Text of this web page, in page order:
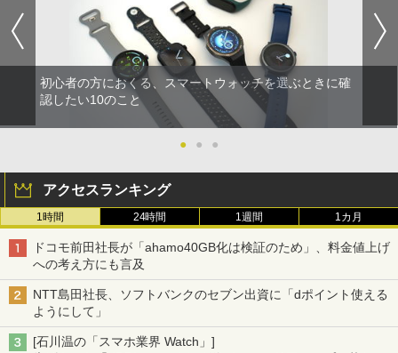
初心者の方におくる、スマートウォッチを選ぶときに確
認したい10のこと
● ● ●
アクセスランキング
1時間 24時間 1週間 1カ月
ドコモ前田社長が「ahamo40GB化は検証のため」、料金値上げ
への考え方にも言及
NTT島田社長、ソフトバンクのセブン出資に「dポイント使える
ようにして」
[石川温の「スマホ業界 Watch」]